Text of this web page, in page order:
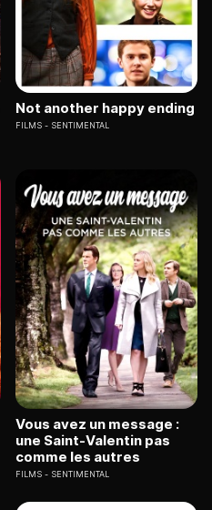
Not another happy ending
FILMS SENTIMENTAL
Vous avez un message :
une Saint-Valentin pas
comme les autres
FILMS SENTIMENTAL